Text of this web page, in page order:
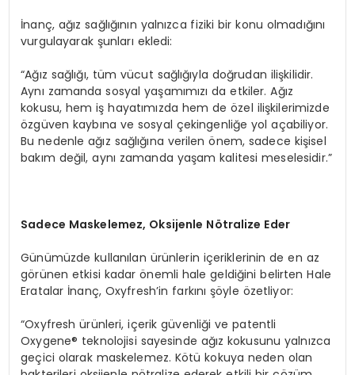
İnanç, ağız sağlığının yalnızca fiziki bir konu olmadığını
vurgulayarak şunları ekledi:
“Ağız sağlığı, tüm vücut sağlığıyla doğrudan ilişkilidir.
Aynı zamanda sosyal yaşamımızı da etkiler. Ağız
kokusu, hem iş hayatımızda hem de özel ilişkilerimizde
özgüven kaybına ve sosyal çekingenliğe yol açabiliyor.
Bu nedenle ağız sağlığına verilen önem, sadece kişisel
bakım değil, aynı zamanda yaşam kalitesi meselesidir.”
Sadece Maskelemez, Oksijenle Nötralize Eder
Günümüzde kullanılan ürünlerin içeriklerinin de en az
görünen etkisi kadar önemli hale geldiğini belirten Hale
Eratalar İnanç, Oxyfresh’in farkını şöyle özetliyor:
“Oxyfresh ürünleri, içerik güvenliği ve patentli
Oxygene® teknolojisi sayesinde ağız kokusunu yalnızca
geçici olarak maskelemez. Kötü kokuya neden olan